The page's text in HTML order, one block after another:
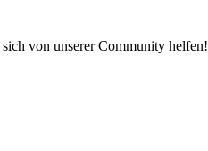
von unserer Community helfen!